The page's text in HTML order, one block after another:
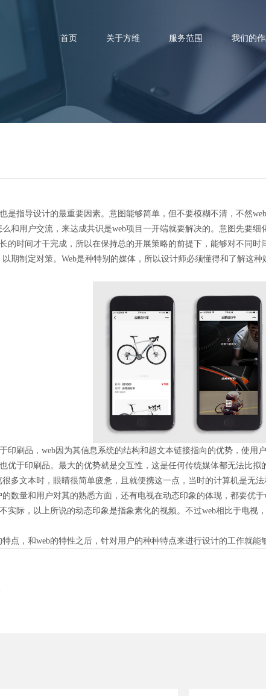
首页 关于方维 服务范围 我们的
指导设计的最重要因素。意图能够简单，但不要模糊不清，不然
和用户交流，来达成共识是web项目一开端就要解决的。意图先要
的时间才干完成，所以在保持总的开展策略的前提下，能够对不同
期制定对策。Web是种特别的媒体，所以设计师必须懂得和了解这
刷品，web因为其信息系统的结构和超文本链接指向的优势，使用
优于印刷品。最大的优势就是交互性，这是任何传统媒体都无法比
多文本时，眼睛很简单疲惫，且就便携这一点，当时的计算机是无
数量和用户对其的熟悉方面，还有电视在动态印象的体现，都要优
实际，以上所说的动态印象是指象素化的视频。不过web相比于电
，和web的特性之后，针对用户的种种特点来进行设计的工作就能